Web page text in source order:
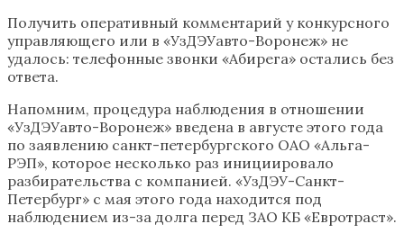
Получить оперативный комментарий у конкурсного
управляющего или в «УзДЭУавто-Воронеж» не
удалось: телефонные звонки «Абирега» остались без
ответа.
Напомним, процедура наблюдения в отношении
«УзДЭУавто-Воронеж» введена в августе этого года
по заявлению санкт-петербургского ОАО «Альга-
РЭП», которое несколько раз инициировало
разбирательства с компанией. «УзДЭУ-Санкт-
Петербург» с мая этого года находится под
наблюдением из-за долга перед ЗАО КБ «Евротраст».